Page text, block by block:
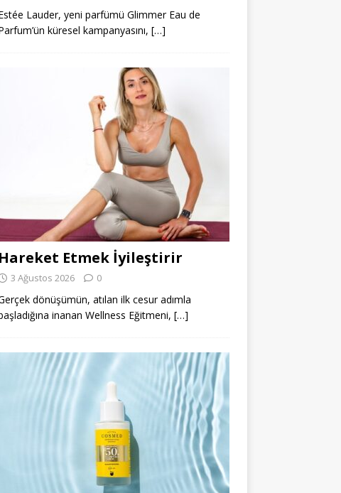
Lauder, yeni parfümü Glimmer Eau de
küresel kampanyasını, […]
Hareket Etmek İyileştirir
3 Ağustos 2026 0
dönüşümün, atılan ilk cesur adımla
inanan Wellness Eğitmeni, […]